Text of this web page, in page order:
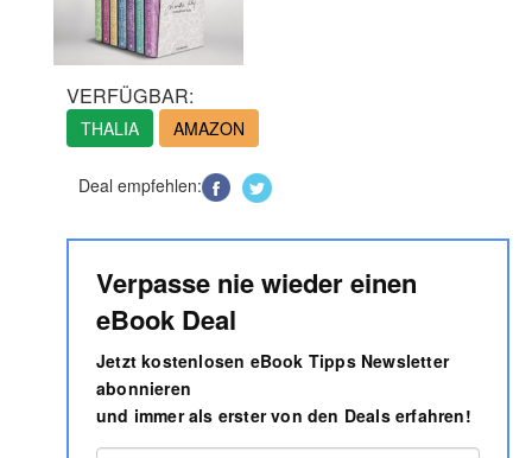
VERFÜGBAR:
THALIA AMAZON
Deal empfehlen:
Verpasse nie wieder einen
eBook Deal
Jetzt kostenlosen eBook Tipps Newsletter
abonnieren
und immer als erster von den Deals erfahren!